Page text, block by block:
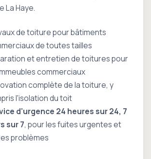
La Haye.
de toiture pour bâtiments
de toutes tailles
et entretien de toitures pour
commerciaux
complète de la toiture, y
l'isolation du toit
d'urgence 24 heures sur 24, 7
sur 7, pour les fuites urgentes et
problèmes